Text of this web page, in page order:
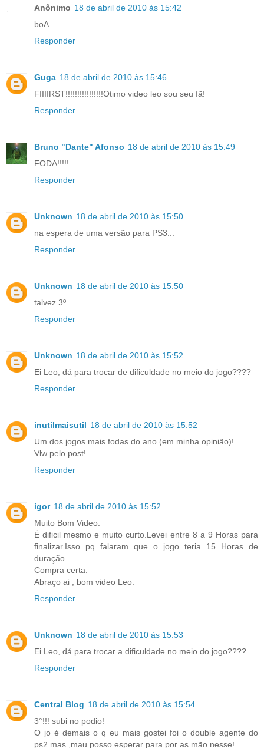
Anônimo 18 de abril de 2010 às 15:42
boA
Responder
Guga 18 de abril de 2010 às 15:46
FIIIIRST!!!!!!!!!!!!!!!!Otimo video leo sou seu fã!
Responder
Bruno "Dante" Afonso 18 de abril de 2010 às 15:49
FODA!!!!!
Responder
Unknown 18 de abril de 2010 às 15:50
na espera de uma versão para PS3...
Responder
Unknown 18 de abril de 2010 às 15:50
talvez 3º
Responder
Unknown 18 de abril de 2010 às 15:52
Ei Leo, dá para trocar de dificuldade no meio do jogo????
Responder
inutilmaisutil 18 de abril de 2010 às 15:52
Um dos jogos mais fodas do ano (em minha opinião)!
Vlw pelo post!
Responder
igor 18 de abril de 2010 às 15:52
Muito Bom Video.
É dificil mesmo e muito curto.Levei entre 8 a 9 Horas para
finalizar.Isso pq falaram que o jogo teria 15 Horas de
duração.
Compra certa.
Abraço ai , bom video Leo.
Responder
Unknown 18 de abril de 2010 às 15:53
Ei Leo, dá para trocar a dificuldade no meio do jogo????
Responder
Central Blog 18 de abril de 2010 às 15:54
3°!!! subi no podio!
O jo é demais o q eu mais gostei foi o double agente do
ps2 mas ,mau posso esperar para por as mão nesse!